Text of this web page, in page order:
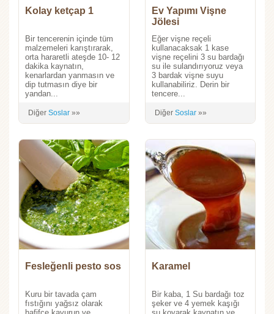
Kolay ketçap 1
Bir tencerenin içinde tüm
malzemeleri karıştırarak,
orta hararetli ateşde 10- 12
dakika kaynatın,
kenarlardan yanmasın ve
dip tutmasın diye bir
yandan...
Diğer Soslar »»
Ev Yapımı Vişne
Jölesi
Eğer vişne reçeli
kullanacaksak 1 kase
vişne reçelini 3 su bardağı
su ile sulandırıyoruz veya
3 bardak vişne suyu
kullanabiliriz. Derin bir
tencere...
Diğer Soslar»»
Fesleğenli pesto sos
Kuru bir tavada çam
fıstığını yağsız olarak
Karamel
Bir kaba, 1 Su bardağı toz
şeker ve 4 yemek kaşığı